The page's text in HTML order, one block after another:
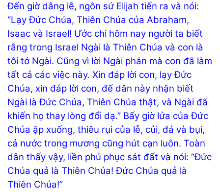
Đến giờ dâng lễ, ngôn sứ Elijah tiến ra và nói:
“Lạy Đức Chúa, Thiên Chúa của Abraham,
Isaac và Israel! Ước chi hôm nay người ta biết
rằng trong Israel Ngài là Thiên Chúa và con là
tôi tớ Ngài. Cũng vì lời Ngài phán mà con đã làm
tất cả các việc này. Xin đáp lời con, lạy Đức
Chúa, xin đáp lời con, để dân này nhận biết
Ngài là Đức Chúa, Thiên Chúa thật, và Ngài đã
khiến họ thay lòng đổi dạ.” Bấy giờ lửa của Đức
Chúa ập xuống, thiêu rụi của lễ, củi, đá và bụi,
cả nước trong mương cũng hút cạn luôn. Toàn
dân thấy vậy, liền phủ phục sát đất và nói: “Đức
Chúa quả là Thiên Chúa! Đức Chúa quả là
Thiên Chúa!”